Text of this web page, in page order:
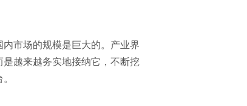
市场的规模是巨大的。产业界
越来越务实地接纳它，不断挖